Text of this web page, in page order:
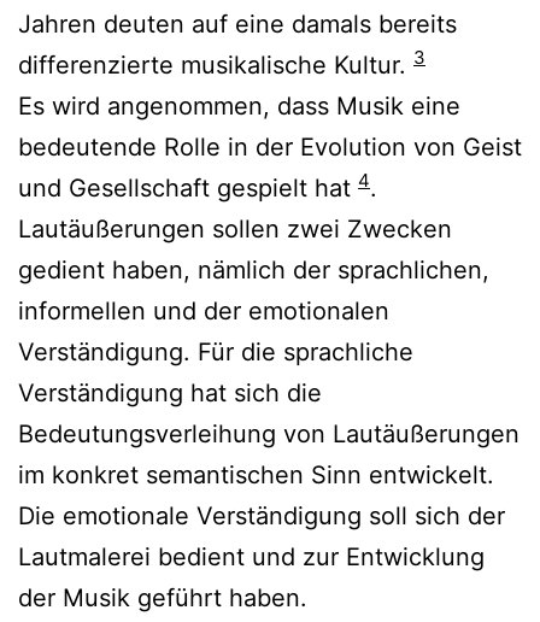
Jahren deuten auf eine damals bereits
differenzierte musikalische Kultur. 3
Es wird angenommen, dass Musik eine
bedeutende Rolle in der Evolution von Geist
und Gesellschaft gespielt hat 4.
Lautäußerungen sollen zwei Zwecken
gedient haben, nämlich der sprachlichen,
informellen und der emotionalen
Verständigung. Für die sprachliche
Verständigung hat sich die
Bedeutungsverleihung von Lautäußerungen
im konkret semantischen Sinn entwickelt.
Die emotionale Verständigung soll sich der
Lautmalerei bedient und zur Entwicklung
der Musik geführt haben.